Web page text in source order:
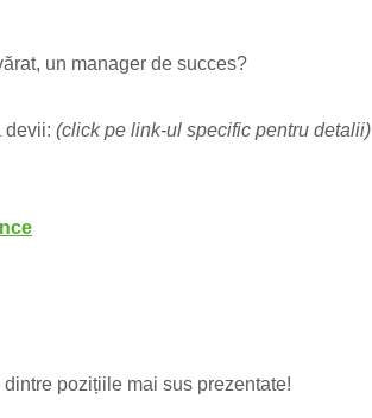
un manager de succes?
devii: (click pe link-ul specific pentru detalii)
pozițiile mai sus prezentate!